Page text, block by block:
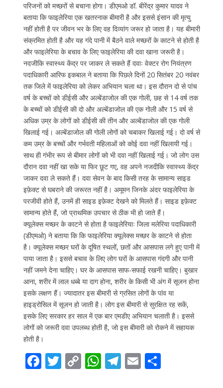
परिजनों को मच्छरों से बचाना होगा। डीएमओ डॉ. बीरेंद्र कुमार यादव ने
बताया कि फाइलेरिया एक खतरनाक बीमारी है और इससे इंसान की मृत्यु
नहीं होती है पर जीवन भर के लिए वह दिव्यांग जरूर हो जाता है। यह बीमारी
संक्रमित होती है और यह गंदे पानी में बैठने वाले मच्छरों के काटने से होती है
और फाइलेरिया के बचाव के लिए फाइलेरिया की दवा खाना जरूरी है।
नदजीकि स्वास्थ्य केंद्र पर जाकर ले सकते हैं दवाः वेक्टर रोग नियंत्रण
पदाधिकारी आरिफ इकबाल ने बताया कि पिछले दिनों 20 सितंबर 20 नवंबर
तक जिले में फाइलेरिया को लेकर अभियान चला था। इस दौरान दो से पांच
वर्ष के बच्चों को डीईसी और अल्बेंडाजोल की एक गोली, छह से 14 वर्ष तक
के बच्चों को डीईसी की दो और अल्बेंडाजोल की एक गोली और 15 वर्ष से
अधिक उम्र के लोगों को डीईसी की तीन और अल्बेंडाजोल की एक गोली
खिलाई गई। अल्बेंडाजोल की गोली लोगों को चबाकर खिलाई गई। दो वर्ष से
कम उम्र के बच्चों और गर्भवती महिलाओं को कोई दवा नहीं खिलायी गई।
साथ ही गंभीर रूप से बीमार लोगों को भी दवा नहीं खिलाई गई। जो लोग उस
दौरान दवा नहीं खा सके या फिर छूट गए, वह अपने नजदीकि स्वास्थ्य केंद्र
जाकर दवा ले सकते हैं। दवा सेवन के बाद किसी तरह के सामान्य साइड
इफ़ेक्ट से घबराने की जरूरत नहीं है। अमूमन जिनके अंदर फाइलेरिया के
परजीवी होते हैं, उनमें ही साइड इफ़ेक्ट देखने को मिलते हैं। साइड इफ़ेक्ट
सामान्य होते हैं, जो प्राथमिक उपचार से ठीक भी हो जाते हैं।
क्यूलेक्स मच्छर के काटने से होता है फाइलेरियाः जिला मलेरिया पदाधिकारी
(डीएमओ) ने बताया कि कि फाइलेरिया क्यूलेक्स मच्छर के काटने से होता
है। क्यूलेक्स मच्छर घरों के दूषित स्थलों, छतों और आसपास लगे हुए पानी में
पाया जाता है। इससे बचाव के लिए लोग घरों के आसपास गंदगी और पानी
नहीं जमने देना चाहिए। घर के आसपास साफ-सफाई रखनी चाहिए। बुखार
आना, शरीर में लाल धब्बे या दाग होना, शरीर के किसी भी अंग में सूजन होना
इसके लक्षण हैं। ज्यादातर इस बीमारी से ग्रसित लोगों के पांव या
हाइड्रोसिल में सूजन हो जाती है। लोग इस बीमारी से सुरक्षित रह सकें,
इसके लिए सरकार हर साल में एक बार एमडीए अभियान चलाती है। इससे
लोगों को जरूरी दवा उपलब्ध होती है, जो इस बीमारी को रोकने में सहायक
होती है।
F T C W T E S